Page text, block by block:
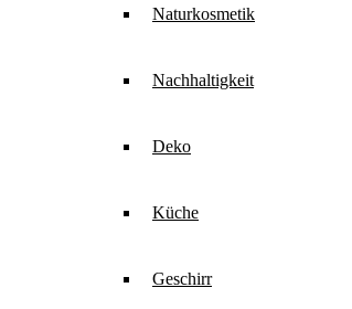
Naturkosmetik
Nachhaltigkeit
Deko
Küche
Geschirr